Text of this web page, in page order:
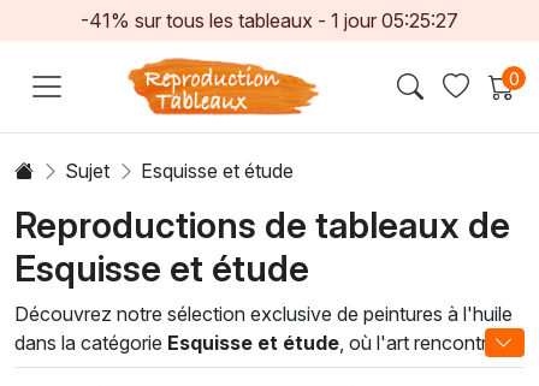
-41% sur tous les tableaux -1 jour 05:25:25
0
Sujet Esquisse et étude
Reproductions de tableaux de
Esquisse et étude
Découvrez notre sélection exclusive de peintures à l'huile
dans la catégorie Esquisse et étude , où l'art rencontre
l'émotion brute. Ces œuvres, souvent créées en tant